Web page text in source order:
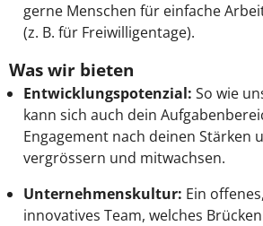
gerne Menschen für einfache
(z. B. für Freiwilligentage).
Was wir bieten
Entwicklungspotenzial: So wie
kann sich auch dein
Engagement nach deinen Stärken
vergrössern und mitwachsen.
Unternehmenskultur: Ein
innovatives Team, welches